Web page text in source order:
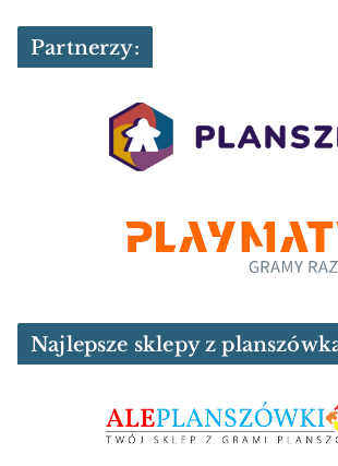
Partnerzy:
Najlepsze sklepy z